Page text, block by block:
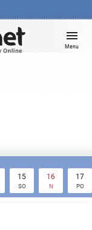
Menu
15
SO
16
N
17
PO